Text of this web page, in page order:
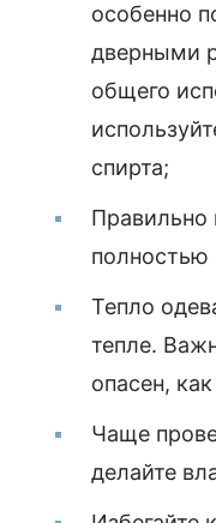
особенно
дверными
общего
спирта;
Правильно
полностью
Тепло
тепле.
опасен,
Чаще
делайте